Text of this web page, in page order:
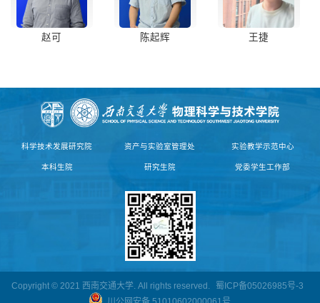
赵可 陈起辉 王捷
科学技术发展研究院 资产与实验室管理处 实验教学示范中心
本科生院 研究生院 党委学生工作部
Copyright © 2021 西南交通大学. All rights reserved.
蜀ICP备05026985号-3
川公网安备 51010602000061号